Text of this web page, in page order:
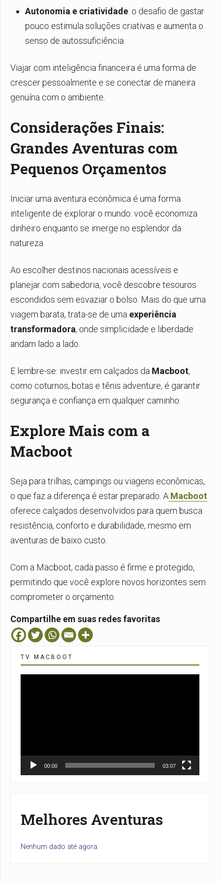
Autonomia e criatividade: o desafio de gastar
pouco estimula soluções criativas e aumenta o
senso de autossuficiência.
Viajar com inteligência financeira é uma forma de
crescer pessoalmente e se conectar de maneira
genuína com o ambiente.
Considerações Finais:
Grandes Aventuras com
Pequenos Orçamentos
Iniciar uma aventura econômica é uma forma
inteligente de explorar o mundo: você economiza
dinheiro enquanto se imerge no esplendor da
natureza.
Ao escolher destinos nacionais acessíveis e
planejar com sabedoria, você descobre tesouros
escondidos sem esvaziar o bolso. Mais do que uma
viagem barata, trata-se de uma experiência
transformadora, onde simplicidade e liberdade
andam lado a lado.
E lembre-se: investir em calçados da Macboot,
como coturnos, botas e tênis adventure, é garantir
segurança e confiança em qualquer caminho.
Explore Mais com a
Macboot
Seja para trilhas, campings ou viagens econômicas,
o que faz a diferença é estar preparado. A Macboot
oferece calçados desenvolvidos para quem busca
resistência, conforto e durabilidade, mesmo em
aventuras de baixo custo.
Com a Macboot, cada passo é firme e protegido,
permitindo que você explore novos horizontes sem
comprometer o orçamento.
Compartilhe em suas redes favoritas
TV MACBOOT
00:00 03:07
Melhores Aventuras
Nenhum dado até agora.